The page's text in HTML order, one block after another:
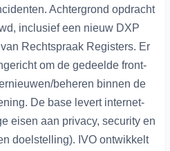
Achtergrond opdracht
inclusief een nieuw DXP
Rechtspraak Registers. Er
om de gedeelde front-
beheren binnen de
De base levert internet-
eisen aan privacy, security en
doelstelling). IVO ontwikkelt